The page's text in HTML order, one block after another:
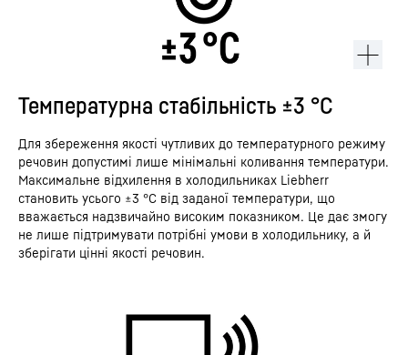
Температурна стабільність ±3 °C
Для збереження якості чутливих до температурного режиму
речовин допустимі лише мінімальні коливання температури.
Максимальне відхилення в холодильниках Liebherr
становить усього ±3 °C від заданої температури, що
вважається надзвичайно високим показником. Це дає змогу
не лише підтримувати потрібні умови в холодильнику, а й
зберігати цінні якості речовин.